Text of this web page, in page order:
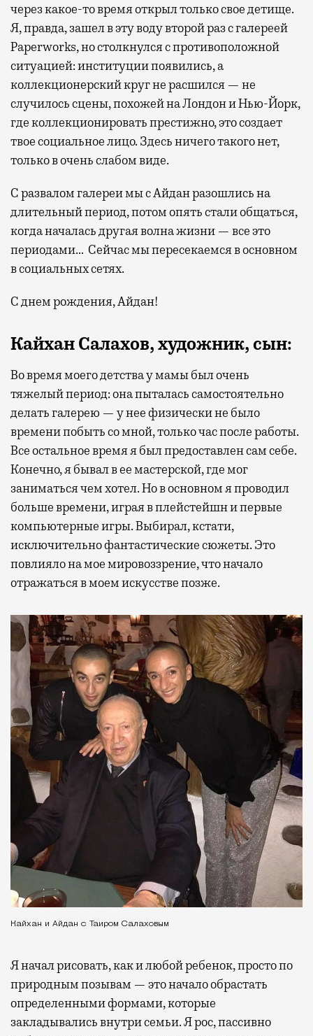
через какое-то время открыл только свое детище.
Я, правда, зашел в эту воду второй раз с галереей
Paperworks, но столкнулся с противоположной
ситуацией: институции появились, а
коллекционерский круг не расшился — не
случилось сцены, похожей на Лондон и Нью-Йорк,
где коллекционировать престижно, это создает
твое социальное лицо. Здесь ничего такого нет,
только в очень слабом виде.
С развалом галереи мы с Айдан разошлись на
длительный период, потом опять стали общаться,
когда началась другая волна жизни — все это
периодами… Сейчас мы пересекаемся в основном
в социальных сетях.
С днем рождения, Айдан!
Кайхан Салахов, художник, сын:
Во время моего детства у мамы был очень
тяжелый период: она пыталась самостоятельно
делать галерею — у нее физически не было
времени побыть со мной, только час после работы.
Все остальное время я был предоставлен сам себе.
Конечно, я бывал в ее мастерской, где мог
заниматься чем хотел. Но в основном я проводил
больше времени, играя в плейстейшн и первые
компьютерные игры. Выбирал, кстати,
исключительно фантастические сюжеты. Это
повлияло на мое мировоззрение, что начало
отражаться в моем искусстве позже.
Кайхан и Айдан с Таиром Салаховым
Я начал рисовать, как и любой ребенок, просто по
природным позывам — это начало обрастать
определенными формами, которые
закладывались внутри семьи. Я рос, пассивно